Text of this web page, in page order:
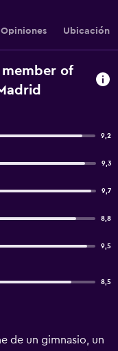
Opiniones Ubicación
member of
9,2
9,3
9,7
8,8
9,5
8,5
de un gimnasio, un